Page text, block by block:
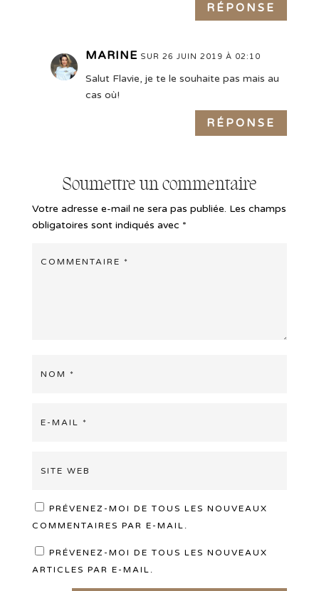
RÉPONSE
MARINE SUR 26 JUIN 2019 À 02:10
Salut Flavie, je te le souhaite pas mais au
cas où!
RÉPONSE
Soumettre un commentaire
Votre adresse e-mail ne sera pas publiée. Les champs
obligatoires sont indiqués avec *
PRÉVENEZ-MOI DE TOUS LES NOUVEAUX
COMMENTAIRES PAR E-MAIL.
PRÉVENEZ-MOI DE TOUS LES NOUVEAUX
ARTICLES PAR E-MAIL.